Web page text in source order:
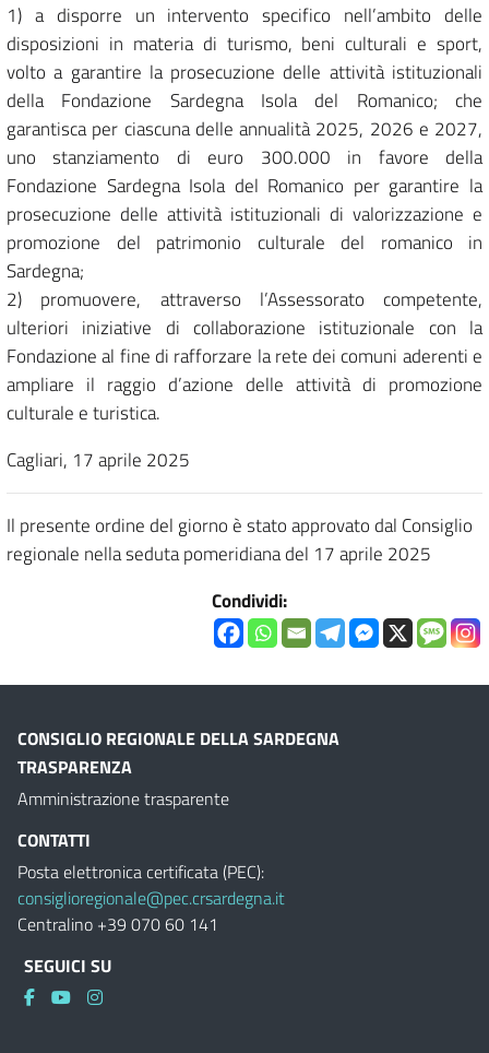
1) a disporre un intervento specifico nell’ambito delle
disposizioni in materia di turismo, beni culturali e sport,
volto a garantire la prosecuzione delle attività istituzionali
della Fondazione Sardegna Isola del Romanico; che
garantisca per ciascuna delle annualità 2025, 2026 e 2027,
uno stanziamento di euro 300.000 in favore della
Fondazione Sardegna Isola del Romanico per garantire la
prosecuzione delle attività istituzionali di valorizzazione e
promozione del patrimonio culturale del romanico in
Sardegna;
2) promuovere, attraverso l’Assessorato competente,
ulteriori iniziative di collaborazione istituzionale con la
Fondazione al fine di rafforzare la rete dei comuni aderenti e
ampliare il raggio d’azione delle attività di promozione
culturale e turistica.
Cagliari, 17 aprile 2025
Il presente ordine del giorno è stato approvato dal Consiglio
regionale nella seduta pomeridiana del 17 aprile 2025
Condividi:
CONSIGLIO REGIONALE DELLA SARDEGNA
TRASPARENZA
Amministrazione trasparente
CONTATTI
Posta elettronica certificata (PEC):
consiglioregionale@pec.crsardegna.it
Centralino +39 070 60 141
SEGUICI SU